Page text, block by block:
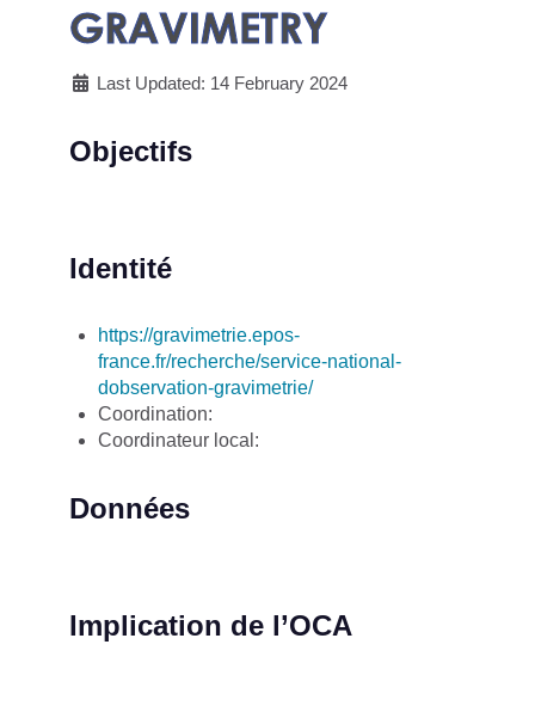
GRAVIMETRY
Last Updated: 14 February 2024
Objectifs
Identité
https://gravimetrie.epos-
france.fr/recherche/service-national-
dobservation-gravimetrie/
Coordination:
Coordinateur local:
Données
Implication de l’OCA